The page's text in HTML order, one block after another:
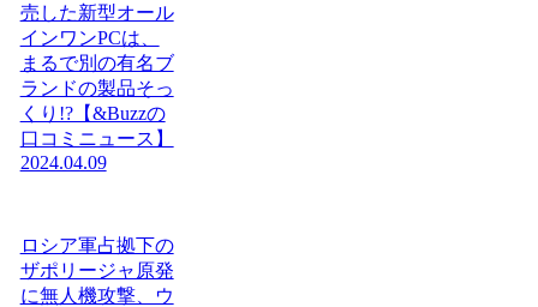
売した新型オール
インワンPCは、
まるで別の有名ブ
ランドの製品そっ
くり!?【&Buzzの
口コミニュース】
2024.04.09
ロシア軍占拠下の
ザポリージャ原発
に無人機攻撃、ウ